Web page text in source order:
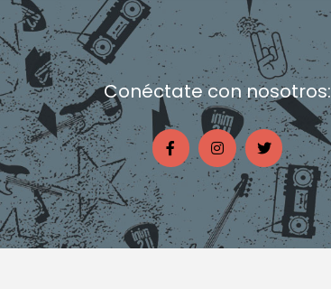
Conéctate con nosotros:
F
a
c
e
b
o
o
k
-
I
n
s
t
a
g
r
a
m
T
w
i
t
t
e
r